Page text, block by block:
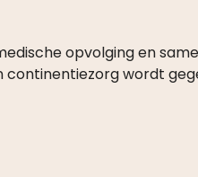
opvolging en
continentiezorg wordt